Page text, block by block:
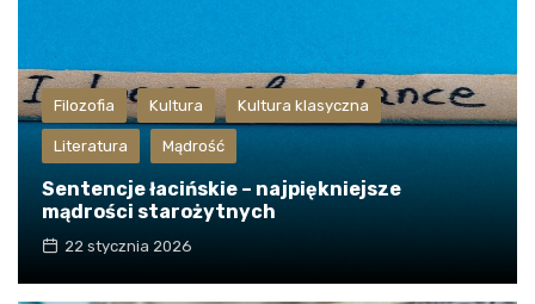
Filozofia Kultura Kultura klasyczna
Literatura Mądrość
Sentencje łacińskie – najpiękniejsze
mądrości starożytnych
22 stycznia 2026